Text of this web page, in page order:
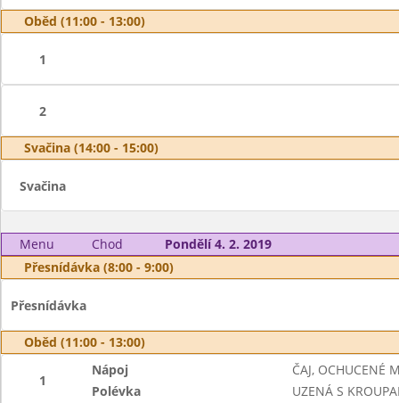
Oběd (11:00 - 13:00)
1
2
Svačina (14:00 - 15:00)
Svačina
Menu Chod
Pondělí 4. 2. 2019
Přesnídávka (8:00 - 9:00)
Přesnídávka
Oběd (11:00 - 13:00)
1
Nápoj
ČAJ, OCHUCENÉ
Polévka
UZENÁ S